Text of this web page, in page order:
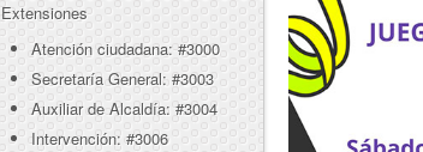
Extensiones
Atención ciudadana: #3000
Secretaría General: #3003
Auxiliar de Alcaldía: #3004
Intervención: #3006